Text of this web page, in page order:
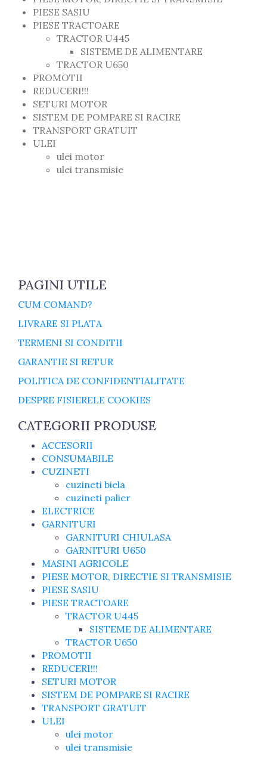
PIESE SASIU
PIESE TRACTOARE
TRACTOR U445
SISTEME DE ALIMENTARE
TRACTOR U650
PROMOTII
REDUCERI!!!
SETURI MOTOR
SISTEM DE POMPARE SI RACIRE
TRANSPORT GRATUIT
ULEI
ulei motor
ulei transmisie
PAGINI UTILE
CUM COMAND?
LIVRARE SI PLATA
TERMENI SI CONDITII
GARANTIE SI RETUR
POLITICA DE CONFIDENTIALITATE
DESPRE FISIERELE COOKIES
CATEGORII PRODUSE
ACCESORII
CONSUMABILE
CUZINETI
cuzineti biela
cuzineti palier
ELECTRICE
GARNITURI
GARNITURI CHIULASA
GARNITURI U650
MASINI AGRICOLE
PIESE MOTOR, DIRECTIE SI TRANSMISIE
PIESE SASIU
PIESE TRACTOARE
TRACTOR U445
SISTEME DE ALIMENTARE
TRACTOR U650
PROMOTII
REDUCERI!!!
SETURI MOTOR
SISTEM DE POMPARE SI RACIRE
TRANSPORT GRATUIT
ULEI
ulei motor
ulei transmisie